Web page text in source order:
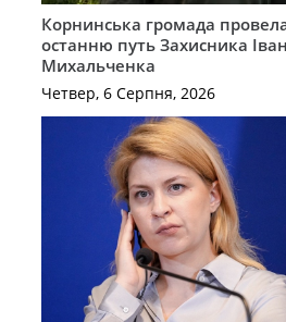
Корнинська громада
останню путь Захисника
Михальченка
Четвер, 6 Серпня, 2026